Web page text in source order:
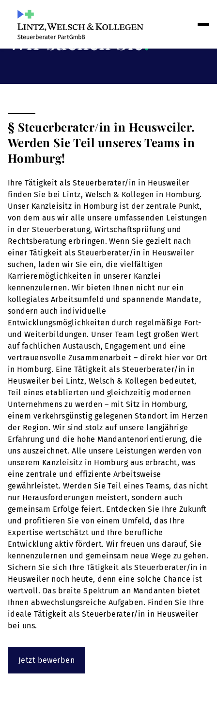
Wir suchen Sie!
§ Steuerberater/in in Heusweiler.
Werden Sie Teil unseres Teams in
Homburg!
Ihre Tätigkeit als Steuerberater/in in Heusweiler
finden Sie bei Lintz, Welsch & Kollegen in Homburg.
Unser Kanzleisitz in Homburg ist der zentrale Punkt,
von dem aus wir alle unsere umfassenden Leistungen
in der Steuerberatung, Wirtschaftsprüfung und
Rechtsberatung erbringen. Wenn Sie gezielt nach
einer Tätigkeit als Steuerberater/in in Heusweiler
suchen, laden wir Sie ein, die vielfältigen
Karrieremöglichkeiten in unserer Kanzlei
kennenzulernen. Wir bieten Ihnen nicht nur ein
kollegiales Arbeitsumfeld und spannende Mandate,
sondern auch individuelle
Entwicklungsmöglichkeiten durch regelmäßige Fort-
und Weiterbildungen. Unser Team legt großen Wert
auf fachlichen Austausch, Engagement und eine
vertrauensvolle Zusammenarbeit – direkt hier vor Ort
in Homburg. Eine Tätigkeit als Steuerberater/in in
Heusweiler bei Lintz, Welsch & Kollegen bedeutet,
Teil eines etablierten und gleichzeitig modernen
Unternehmens zu werden – mit Sitz in Homburg,
einem verkehrsgünstig gelegenen Standort im Herzen
der Region. Wir sind stolz auf unsere langjährige
Erfahrung und die hohe Mandantenorientierung, die
uns auszeichnet. Alle unsere Leistungen werden von
unserem Kanzleisitz in Homburg aus erbracht, was
eine zentrale und effiziente Arbeitsweise
gewährleistet. Werden Sie Teil eines Teams, das nicht
nur Herausforderungen meistert, sondern auch
gemeinsam Erfolge feiert. Entdecken Sie Ihre Zukunft
und profitieren Sie von einem Umfeld, das Ihre
Expertise wertschätzt und Ihre berufliche
Entwicklung aktiv fördert. Wir freuen uns darauf, Sie
kennenzulernen und gemeinsam neue Wege zu gehen.
Sichern Sie sich Ihre Tätigkeit als Steuerberater/in in
Heusweiler noch heute, denn eine solche Chance ist
wertvoll. Das breite Spektrum an Mandanten bietet
Ihnen abwechslungsreiche Aufgaben. Finden Sie Ihre
ideale Tätigkeit als Steuerberater/in in Heusweiler
bei uns.
Jetzt bewerben